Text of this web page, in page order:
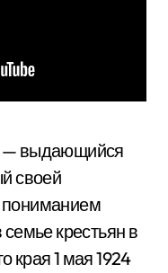
— выдающийся
своей
пониманием
крестьян в
края 1 мая 1924